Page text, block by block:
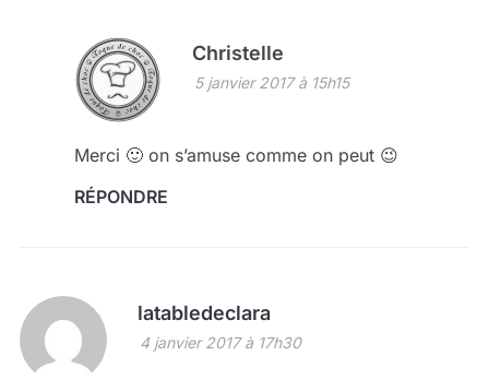
Christelle
5 janvier 2017 à 15h15
Merci 🙂 on s’amuse comme on peut 😉
RÉPONDRE
latabledeclara
4 janvier 2017 à 17h30